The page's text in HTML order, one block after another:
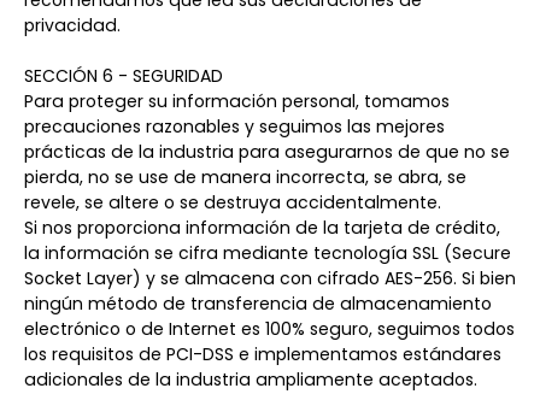
privacidad.
SECCIÓN 6 - SEGURIDAD
Para proteger su información personal, tomamos
precauciones razonables y seguimos las mejores
prácticas de la industria para asegurarnos de que no se
pierda, no se use de manera incorrecta, se abra, se
revele, se altere o se destruya accidentalmente.
Si nos proporciona información de la tarjeta de crédito,
la información se cifra mediante tecnología SSL (Secure
Socket Layer) y se almacena con cifrado AES-256. Si bien
ningún método de transferencia de almacenamiento
electrónico o de Internet es 100% seguro, seguimos todos
los requisitos de PCI-DSS e implementamos estándares
adicionales de la industria ampliamente aceptados.